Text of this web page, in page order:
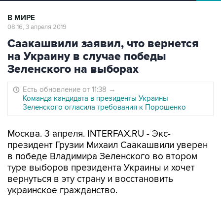
В МИРЕ
08:16, 3 апреля 2019
Саакашвили заявил, что вернется
на Украину в случае победы
Зеленского на выборах
Есть обновление от 11:38 →
Команда кандидата в президенты Украины
Зеленского огласила требования к Порошенко
Москва. 3 апреля. INTERFAX.RU - Экс-
президент Грузии Михаил Саакашвили уверен
в победе Владимира Зеленского во втором
туре выборов президента Украины и хочет
вернуться в эту страну и восстановить
украинское гражданство.